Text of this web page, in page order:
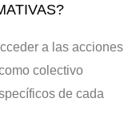
a las acciones
colectivo
de cada